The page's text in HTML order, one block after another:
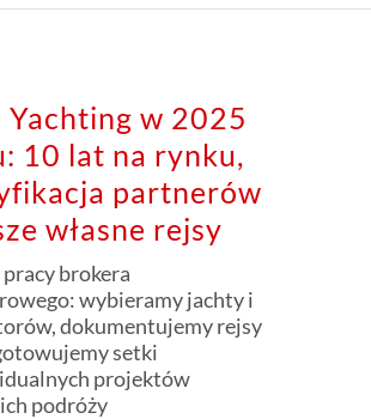
Yachting w 2025
10 lat na rynku,
partnerów
własne rejsy
brokera
wybieramy jachty i
dokumentujemy rejsy
setki
projektów
podróży